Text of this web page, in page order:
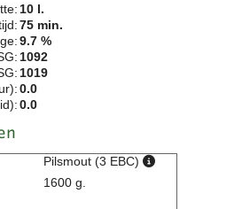
10 l.
75 min.
9.7 %
1092
1019
0.0
0.0
Pilsmout (3 EBC)
1600 g.
Home